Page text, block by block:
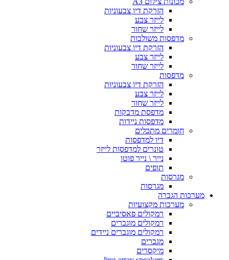
הזרקת דיו צבעוניות
לייזר צבע
לייזר שחור
מדפסות משולבות
הזרקת דיו צבעוניות
לייזר צבע
לייזר שחור
מדפסות
הזרקת דיו צבעוניות
לייזר צבע
לייזר שחור
מדפסת מדבקות
מדפסות ניידות
חומרים מתכלים
דיו למדפסות
טונרים למדפסות לייזר
נייר \ נייר פוטו
תופים
מגרסות
מגרסות
מערכות הגברה
מערכות מקצועיות
רמקולים פאסיביים
רמקולים מוגברים
רמקולים מוגברים ניידים
מגברים
מיקסרים